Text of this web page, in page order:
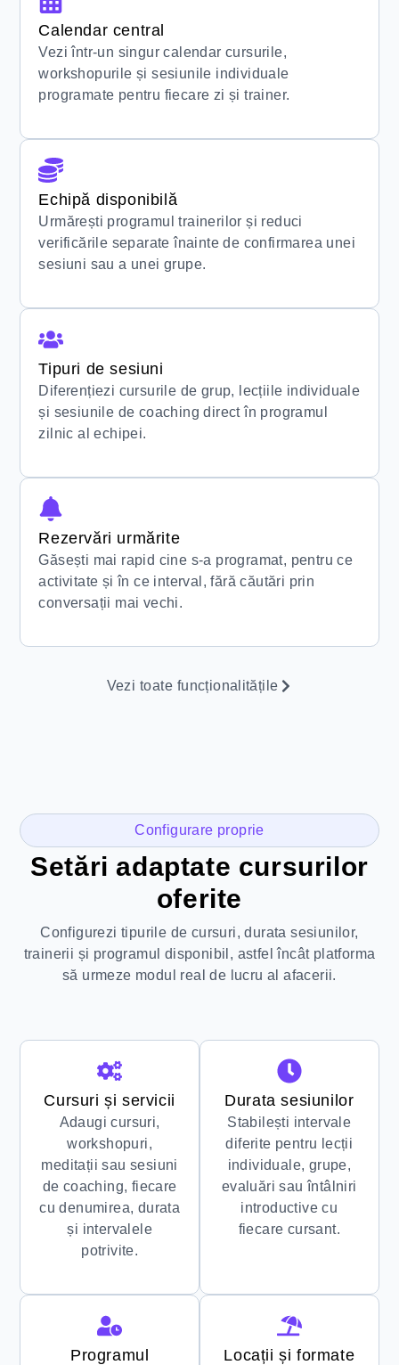
Calendar central
Vezi într-un singur calendar cursurile,
workshopurile și sesiunile individuale
programate pentru fiecare zi și trainer.
Echipă disponibilă
Urmărești programul trainerilor și reduci
verificările separate înainte de confirmarea unei
sesiuni sau a unei grupe.
Tipuri de sesiuni
Diferențiezi cursurile de grup, lecțiile individuale
și sesiunile de coaching direct în programul
zilnic al echipei.
Rezervări urmărite
Găsești mai rapid cine s-a programat, pentru ce
activitate și în ce interval, fără căutări prin
conversații mai vechi.
Vezi toate funcționalitățile
Configurare proprie
Setări adaptate cursurilor
oferite
Configurezi tipurile de cursuri, durata sesiunilor,
trainerii și programul disponibil, astfel încât platforma
să urmeze modul real de lucru al afacerii.
Cursuri și servicii
Adaugi cursuri,
workshopuri,
meditații sau sesiuni
de coaching, fiecare
cu denumirea, durata
și intervalele
potrivite.
Durata sesiunilor
Stabilești intervale
diferite pentru lecții
individuale, grupe,
evaluări sau întâlniri
introductive cu
fiecare cursant.
Programul
Locații și formate